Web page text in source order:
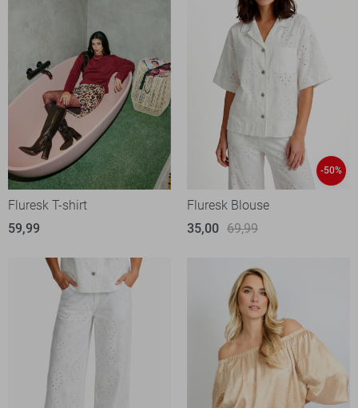
Fluresk T-shirt
59,99
-50%
Fluresk Blouse
35,00 69,99